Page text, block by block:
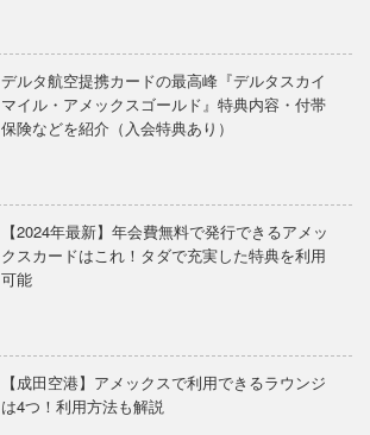
デルタ航空提携カードの最高峰『デルタスカイ
マイル・アメックスゴールド』特典内容・付帯
保険などを紹介（入会特典あり）
【2024年最新】年会費無料で発行できるアメッ
クスカードはこれ！タダで充実した特典を利用
可能
【成田空港】アメックスで利用できるラウンジ
は4つ！利用方法も解説